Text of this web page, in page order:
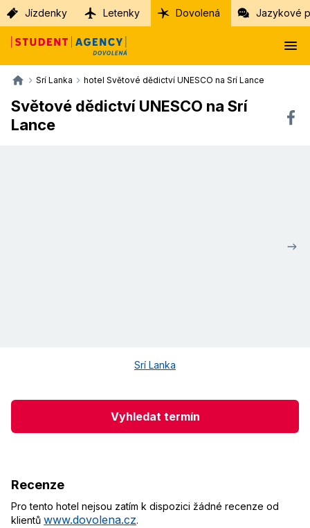
Jízdenky Letenky Dovolená Jazykové
Srí Lanka hotel Světové dědictví UNESCO na Srí Lance
Světové dědictví UNESCO na Srí
Lance
Srí Lanka
Vyhledat termín
Recenze
Pro tento hotel nejsou zatím k dispozici žádné recenze od
klientů www.dovolena.cz.